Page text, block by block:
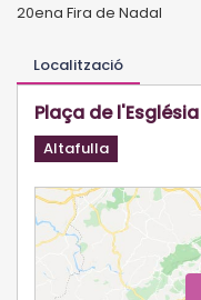
20ena Fira de Nadal
Localització
Plaça de l'Església
Altafulla